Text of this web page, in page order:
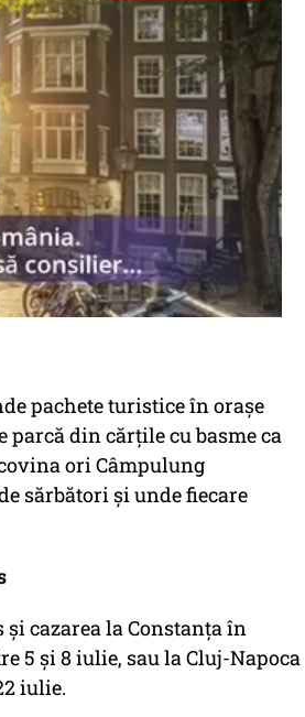
pachete turistice în orașe
parcă din cărțile cu basme ca
ori Câmpulung
sărbători și unde fiecare
cazarea la Constanța în
5 și 8 iulie, sau la Cluj-Napoca
iulie.